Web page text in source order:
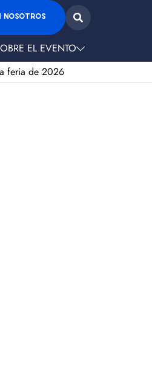
NOSOTROS
EL EVENTO
feria de 2026